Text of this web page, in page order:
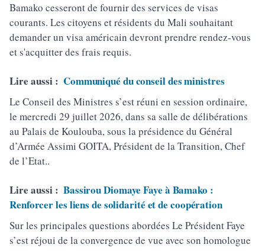
Bamako cesseront de fournir des services de visas
courants. Les citoyens et résidents du Mali souhaitant
demander un visa américain devront prendre rendez-vous
et s'acquitter des frais requis.
Lire aussi : Communiqué du conseil des ministres
Le Conseil des Ministres s’est réuni en session ordinaire,
le mercredi 29 juillet 2026, dans sa salle de délibérations
au Palais de Koulouba, sous la présidence du Général
d’Armée Assimi GOITA, Président de la Transition, Chef
de l’Etat..
Lire aussi : Bassirou Diomaye Faye à Bamako :
Renforcer les liens de solidarité et de coopération
Sur les principales questions abordées Le Président Faye
s’est réjoui de la convergence de vue avec son homologue